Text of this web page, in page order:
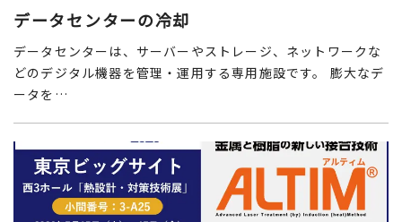
データセンターの冷却
データセンターは、サーバーやストレージ、ネットワークな
どのデジタル機器を管理・運用する専用施設です。 膨大なデ
ータを…